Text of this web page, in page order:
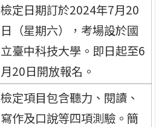
檢定日期訂於2024年7月20
日（星期六），考場設於國
立臺中科技大學。即日起至6
月20日開放報名。
檢定項目包含聽力、閱讀、
寫作及口說等四項測驗。簡